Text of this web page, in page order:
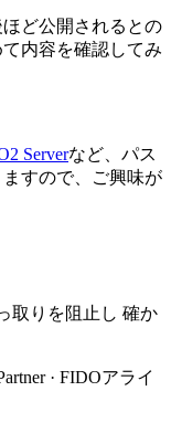
ど公開されるとの
内容を確認してみ
Serverなど、パス
すので、ご興味が
取りを阻止し 確か
· FIDOアライ